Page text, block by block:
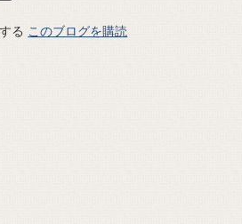
このブログを購読